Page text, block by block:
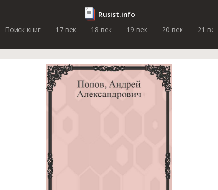
Rusist.info
Поиск книг
17 век 18 век 19 век 20 век 21 век